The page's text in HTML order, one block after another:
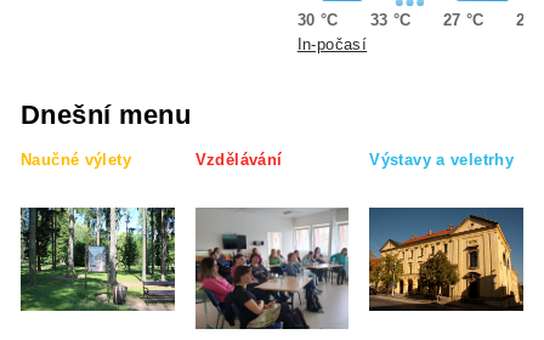
30 °C 33 °C 27 °C
26
In-počasí
Dnešní menu
Naučné výlety Vzdělávání Výstavy a veletrhy